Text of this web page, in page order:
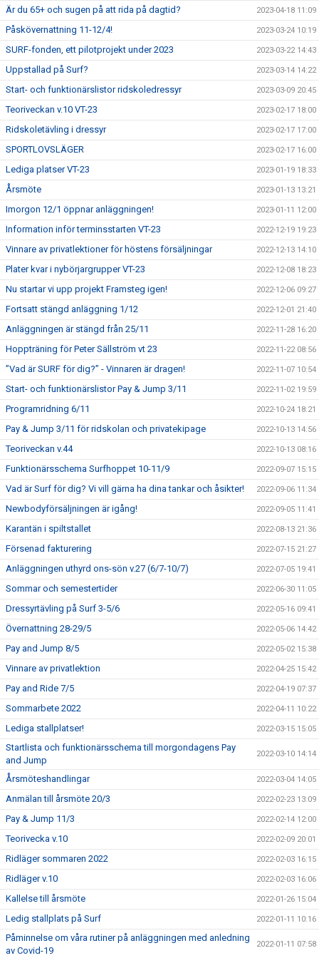
Är du 65+ och sugen på att rida på dagtid? 2023-04-18 11:09
Påskövernattning 11-12/4! 2023-03-24 10:19
SURF-fonden, ett pilotprojekt under 2023 2023-03-22 14:43
Uppstallad på Surf? 2023-03-14 14:22
Start- och funktionärslistor ridskoledressyr 2023-03-09 20:45
Teoriveckan v.10 VT-23 2023-02-17 18:00
Ridskoletävling i dressyr 2023-02-17 17:00
SPORTLOVSLÄGER 2023-02-17 16:00
Lediga platser VT-23 2023-01-19 18:33
Årsmöte 2023-01-13 13:21
Imorgon 12/1 öppnar anläggningen! 2023-01-11 12:00
Information inför terminsstarten VT-23 2022-12-19 19:23
Vinnare av privatlektioner för höstens försäljningar 2022-12-13 14:10
Plater kvar i nybörjargrupper VT-23 2022-12-08 18:23
Nu startar vi upp projekt Framsteg igen! 2022-12-06 09:27
Fortsatt stängd anläggning 1/12 2022-12-01 21:40
Anläggningen är stängd från 25/11 2022-11-28 16:20
Hoppträning för Peter Sällström vt 23 2022-11-22 08:56
”Vad är SURF för dig?” - Vinnaren är dragen! 2022-11-07 10:54
Start- och funktionärslistor Pay & Jump 3/11 2022-11-02 19:59
Programridning 6/11 2022-10-24 18:21
Pay & Jump 3/11 för ridskolan och privatekipage 2022-10-13 14:56
Teoriveckan v.44 2022-10-13 08:16
Funktionärsschema Surfhoppet 10-11/9 2022-09-07 15:15
Vad är Surf för dig? Vi vill gärna ha dina tankar och åsikter! 2022-09-06 11:34
Newbodyförsäljningen är igång! 2022-09-05 11:41
Karantän i spiltstallet 2022-08-13 21:36
Försenad fakturering 2022-07-15 21:27
Anläggningen uthyrd ons-sön v.27 (6/7-10/7) 2022-07-05 19:41
Sommar och semestertider 2022-06-30 11:05
Dressyrtävling på Surf 3-5/6 2022-05-16 09:41
Övernattning 28-29/5 2022-05-06 14:42
Pay and Jump 8/5 2022-05-02 15:38
Vinnare av privatlektion 2022-04-25 15:42
Pay and Ride 7/5 2022-04-19 07:37
Sommarbete 2022 2022-04-11 10:22
Lediga stallplatser! 2022-03-15 15:05
Startlista och funktionärsschema till morgondagens Pay
and Jump
2022-03-10 14:14
Årsmöteshandlingar 2022-03-04 14:05
Anmälan till årsmöte 20/3 2022-02-23 13:09
Pay & Jump 11/3 2022-02-14 12:00
Teorivecka v.10 2022-02-09 20:01
Ridläger sommaren 2022 2022-02-03 16:15
Ridläger v.10 2022-02-03 16:06
Kallelse till årsmöte 2022-01-26 15:04
Ledig stallplats på Surf 2022-01-11 10:16
Påminnelse om våra rutiner på anläggningen med anledning
av Covid-19
2022-01-11 07:58